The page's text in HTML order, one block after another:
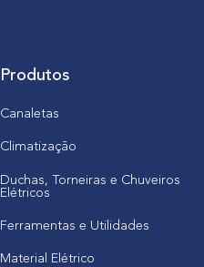
Produtos
Canaletas
Climatização
Duchas, Torneiras e Chuveiros
Elétricos
Ferramentas e Utilidades
Material Elétrico